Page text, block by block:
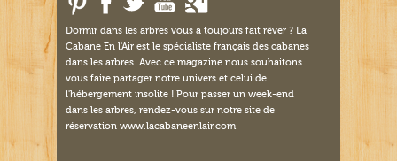
Dormir dans les arbres vous a toujours fait rêver ? La
Cabane En l'Air est le spécialiste français des cabanes
dans les arbres. Avec ce magazine nous souhaitons
vous faire partager notre univers et celui de
l'hébergement insolite ! Pour passer un week-end
dans les arbres, rendez-vous sur notre site de
réservation www.lacabaneenlair.com